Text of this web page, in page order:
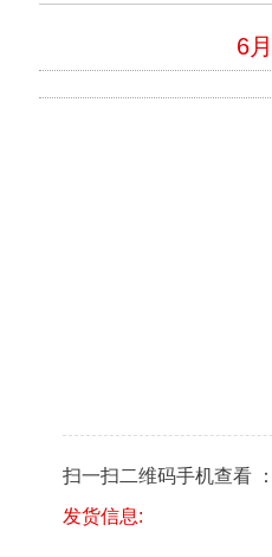
6
扫一扫二维码手机查看 ：
发货信息: